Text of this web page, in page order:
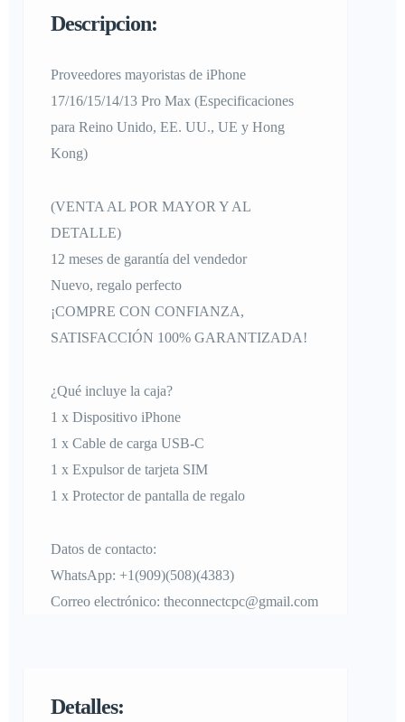
Descripcion:
Proveedores mayoristas de iPhone
17/16/15/14/13 Pro Max (Especificaciones
para Reino Unido, EE. UU., UE y Hong
Kong)
(VENTA AL POR MAYOR Y AL
DETALLE)
12 meses de garantía del vendedor
Nuevo, regalo perfecto
¡COMPRE CON CONFIANZA,
SATISFACCIÓN 100% GARANTIZADA!
¿Qué incluye la caja?
1 x Dispositivo iPhone
1 x Cable de carga USB-C
1 x Expulsor de tarjeta SIM
1 x Protector de pantalla de regalo
Datos de contacto:
WhatsApp: +1(909)(508)(4383)
Correo electrónico: theconnectcpc@gmail.com
Detalles: